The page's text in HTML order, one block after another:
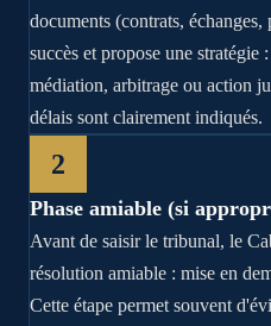
documents (contrats,
succès et propose une stratégie
médiation, arbitrage ou action
délais sont clairement indiqués.
2
Phase amiable (si
Avant de saisir le tribunal, le
résolution amiable : mise en
Cette étape permet souvent